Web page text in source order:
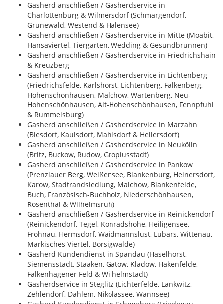
Gasherd anschließen / Gasherdservice in
Charlottenburg & Wilmersdorf (Schmargendorf,
Grunewald, Westend & Halensee)
Gasherd anschließen / Gasherdservice in Mitte (Moabit,
Hansaviertel, Tiergarten, Wedding & Gesundbrunnen)
Gasherd anschließen / Gasherdservice in Friedrichshain
& Kreuzberg
Gasherd anschließen / Gasherdservice in Lichtenberg
(Friedrichsfelde, Karlshorst, Lichtenberg, Falkenberg,
Hohenschönhausen, Malchow, Wartenberg, Neu-
Hohenschönhausen, Alt-Hohenschönhausen, Fennpfuhl
& Rummelsburg)
Gasherd anschließen / Gasherdservice in Marzahn
(Biesdorf, Kaulsdorf, Mahlsdorf & Hellersdorf)
Gasherd anschließen / Gasherdservice in Neukölln
(Britz, Buckow, Rudow, Gropiusstadt)
Gasherd anschließen / Gasherdservice in Pankow
(Prenzlauer Berg, Weißensee, Blankenburg, Heinersdorf,
Karow, Stadtrandsiedlung, Malchow, Blankenfelde,
Buch, Französisch-Buchholz, Niederschönhausen,
Rosenthal & Wilhelmsruh)
Gasherd anschließen / Gasherdservice in Reinickendorf
(Reinickendorf, Tegel, Konradshöhe, Heiligensee,
Frohnau, Hermsdorf, Waidmannslust, Lübars, Wittenau,
Märkisches Viertel, Borsigwalde)
Gasherd Kundendienst in Spandau (Haselhorst,
Siemensstadt, Staaken, Gatow, Kladow, Hakenfelde,
Falkenhagener Feld & Wilhelmstadt)
Gasherdservice in Steglitz (Lichterfelde, Lankwitz,
Zehlendorf, Dahlem, Nikolassee, Wannsee)